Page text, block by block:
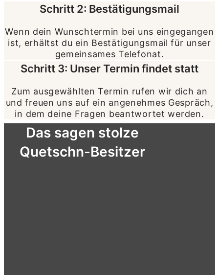
Schritt 2: Bestätigungsmail
Wenn dein Wunschtermin bei uns eingegangen
ist, erhältst du ein Bestätigungsmail für unser
gemeinsames Telefonat.
Schritt 3: Unser Termin findet statt
Zum ausgewählten Termin rufen wir dich an
und freuen uns auf ein angenehmes Gespräch,
in dem deine Fragen beantwortet werden.
Das sagen stolze
Quetschn-Besitzer